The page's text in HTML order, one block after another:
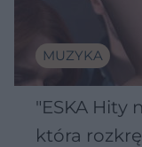
MUZYKA
"ESKA Hity
która